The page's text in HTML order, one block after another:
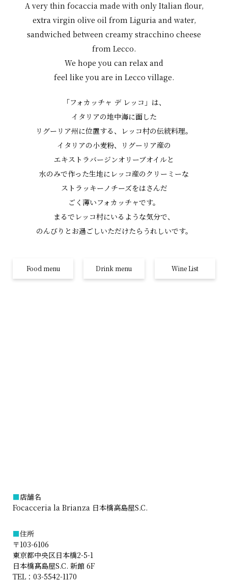
A very thin focaccia made with only Italian flour,
extra virgin olive oil from Liguria and water,
sandwiched between creamy stracchino cheese
from Lecco.
We hope you can relax and
feel like you are in Lecco village.
「フォカッチャ デ レッコ」は、
イタリアの地中海に面した
リグーリア州に位置する、
レッコ村の伝統料理。
イタリアの小麦粉、リグーリア産の
エキストラバージンオリーブオイルと
水のみで作った生地に レッコ産のクリーミーな
ストラッキーノチーズをはさんだ
ごく薄いフォカッチャです。
まるでレッコ村にいるような気分で、
のんびりとお過ごしいただけたら うれしいです。
Food menu Drink menu Wine List
■店舗名
Focacceria la Brianza 日本橋高島屋S.C.
■住所
〒103-6106
東京都中央区日本橋2-5-1
日本橋髙島屋S.C. 新館 6F
TEL： 03-5542-1170